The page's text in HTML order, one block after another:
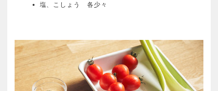
塩、こしょう 各少々